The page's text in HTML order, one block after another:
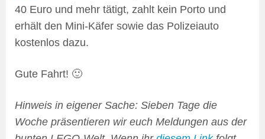
40 Euro und mehr tätigt, zahlt kein Porto und
erhält den Mini-Käfer sowie das Polizeiauto
kostenlos dazu.
Gute Fahrt! 🙂
Hinweis in eigener Sache: Sieben Tage die
Woche präsentieren wir euch Meldungen aus der